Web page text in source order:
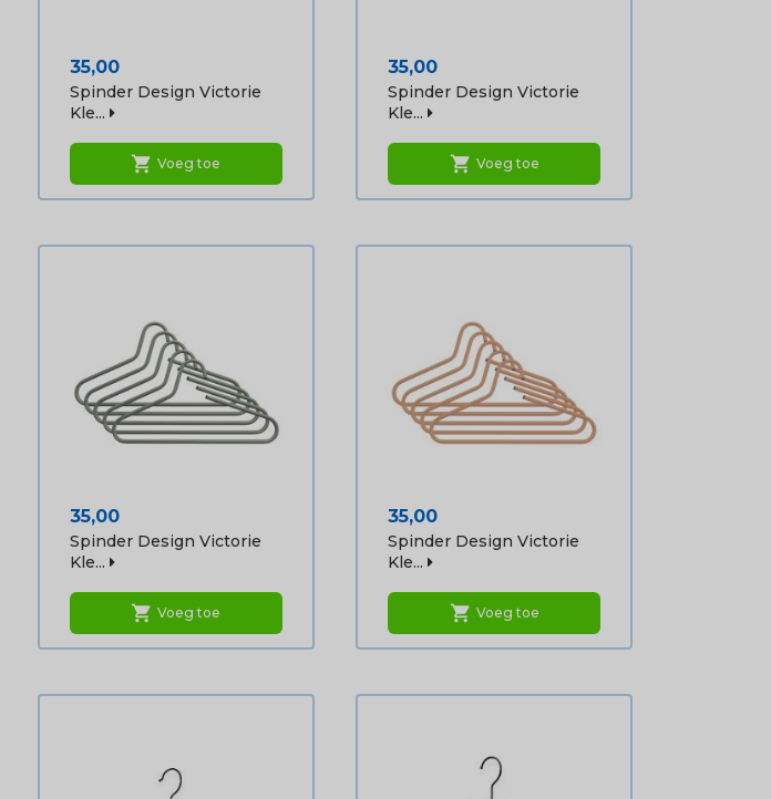
Prijs
35,00
Spinder Design Victorie
Kle...
shopping_cart Voeg toe
Prijs
35,00
Spinder Design Victorie
Kle...
shopping_cart Voeg toe
Prijs
35,00
Spinder Design Victorie
Kle...
shopping_cart Voeg toe
Prijs
35,00
Spinder Design Victorie
Kle...
shopping_cart Voeg toe